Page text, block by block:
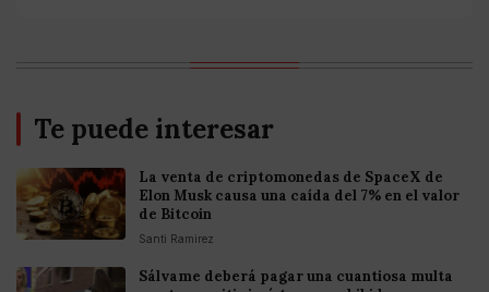
Te puede interesar
La venta de criptomonedas de SpaceX de
Elon Musk causa una caída del 7% en el valor
de Bitcoin
Santi Ramirez
Sálvame deberá pagar una cuantiosa multa